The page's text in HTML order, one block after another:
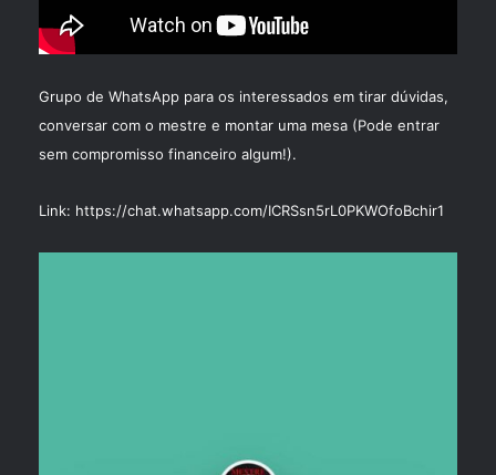
Grupo de WhatsApp para os interessados em tirar dúvidas,
conversar com o mestre e montar uma mesa (Pode entrar
sem compromisso financeiro algum!).
Link: https://chat.whatsapp.com/ICRSsn5rL0PKWOfoBchir1